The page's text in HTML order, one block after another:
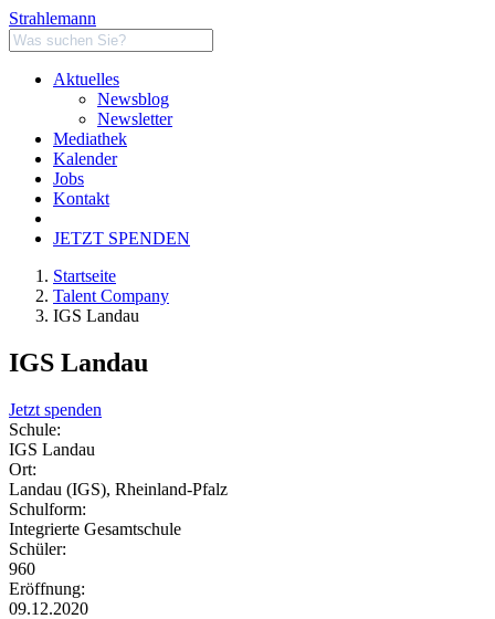
Strahlemann
Aktuelles
Newsblog
Newsletter
Mediathek
Kalender
Jobs
Kontakt
JETZT SPENDEN
Startseite
Talent Company
IGS Landau
IGS Landau
Jetzt spenden
Schule:
IGS Landau
Ort:
Landau (IGS), Rheinland-Pfalz
Schulform:
Integrierte Gesamtschule
Schüler:
960
Eröffnung:
09.12.2020